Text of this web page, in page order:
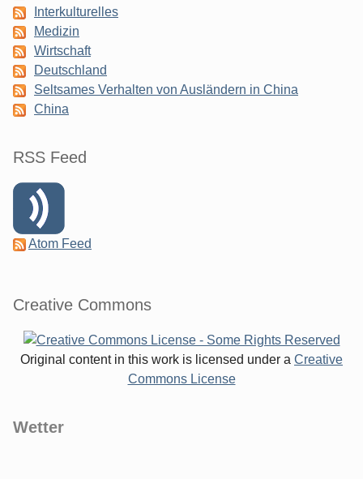
Interkulturelles
Medizin
Wirtschaft
Deutschland
Seltsames Verhalten von Ausländern in China
China
RSS Feed
Atom Feed
Creative Commons
Original content in this work is licensed under a Creative
Commons License
Wetter